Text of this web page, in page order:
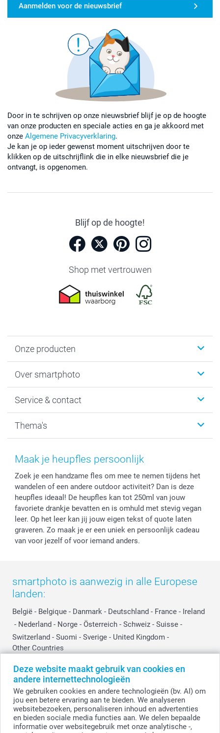
Deze website maakt gebruik van cookies en
andere internettechnologieën
We gebruiken cookies en andere technologieën (bv. AI) om
jou een betere ervaring aan te bieden. We analyseren
websitebezoeken, personaliseren inhoud en advertenties
en bieden sociale media functies aan. We delen bepaalde
informatie over websitegebruik met onze analytische -,
Aanmelden voor de nieuwsbrief
Door in te schrijven op onze nieuwsbrief blijf je op de hoogte
van onze producten en speciale acties en ga je akkoord met
onze Algemene Privacyverklaring.
Je kan je op ieder gewenst moment uitschrijven door te
klikken op de uitschrijflink die in elke nieuwsbrief die je
ontvangt, is opgenomen.
Blijf op de hoogte!
Shop met vertrouwen
Onze producten
Fotoboeken
Fotocadeaus
Kaarten
Over smartphoto
Vacatures
Bestelproces
Herroepingsrecht
Cookiebeleid
Reviews
Prijslijst
Investor Relations
Service & contact
Tevredenheidsgarantie
Mijn orderstatus
smartbonus
smartfriends
service@smartphoto.nl
Affiliate partnerprogramma
Partnerships
Influencer partnerprogramma
Thema's
Baby
Moederdag
Vaderdag
Huwelijk
Maak je heupfles persoonlijk
Zoek je een handzame fles om mee te nemen tijdens het
wandelen of een andere outdoor activiteit? Dan is deze
heupfles ideaal! De heupfles kan tot 250ml van jouw
favoriete drankje bevatten en is omhuld met stevig vegan
leer. Op het leer kan jij jouw eigen tekst of quote laten
graveren. Zo maak je er een uniek en persoonlijk cadeau
van voor jezelf of voor iemand anders.
smartphoto is aanwezig in alle Europese
landen:
België - Belgique - Danmark - Deutschland - France - Ireland
- Nederland - Norge - Österreich - Schweiz - Suisse -
Switzerland - Suomi - Sverige - United Kingdom -
Other Countries
© smartphoto group. Alle rechten voorbehouden.Disclaimer
Alle prijzen zijn in EURO (€) inclusief BTW en exclusief verzendkosten.